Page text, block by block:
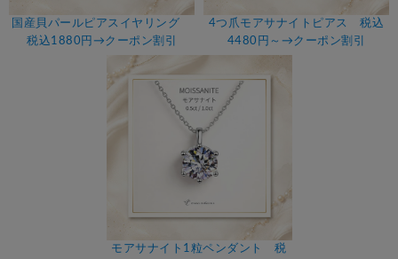
国産貝パールピアスイヤリング
税込1880円→クーポン割引
4つ爪モアサナイトピアス 税込
4480円～→クーポン割引
モアサナイト1粒ペンダント 税